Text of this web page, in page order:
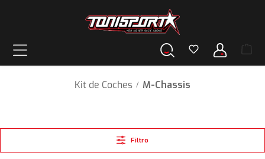
Kit de Coches / M-Chassis
Filtro